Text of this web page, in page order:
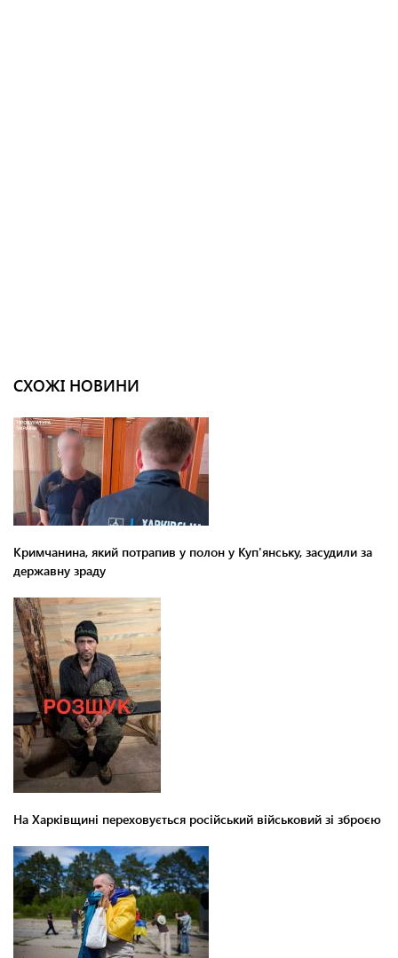
СХОЖІ НОВИНИ
Кримчанина, який потрапив у полон у Куп'янську, засудили за
державну зраду
На Харківщині переховується російський військовий зі зброєю